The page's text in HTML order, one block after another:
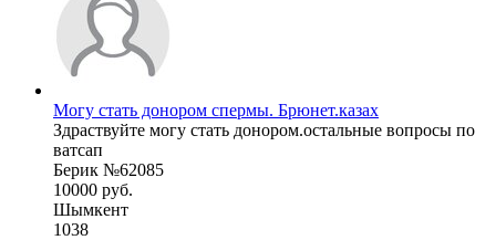
Могу стать донором спермы. Брюнет.казах
Здраствуйте могу стать донором.остальные вопросы по
ватсап
Берик №62085
10000 руб.
Шымкент
1038